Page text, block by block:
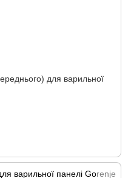
для варильної